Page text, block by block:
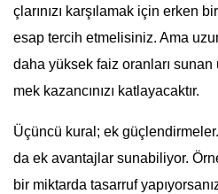
çlarınızı karşılamak için erken
esap tercih etmelisiniz. Ama
daha yüksek faiz oranları
mek kazancınızı katlayacaktır.
Üçüncü kural; ek
da ek avantajlar sunabiliyor.
bir miktarda tasarruf